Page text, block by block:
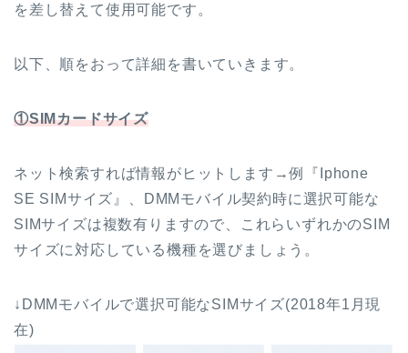
を差し替えて使用可能です。
以下、順をおって詳細を書いていきます。
①SIMカードサイズ
ネット検索すれば情報がヒットします→例『Iphone
SE SIMサイズ』、DMMモバイル契約時に選択可能な
SIMサイズは複数有りますので、これらいずれかのSIM
サイズに対応している機種を選びましょう。
↓DMMモバイルで選択可能なSIMサイズ(2018年1月現
在)